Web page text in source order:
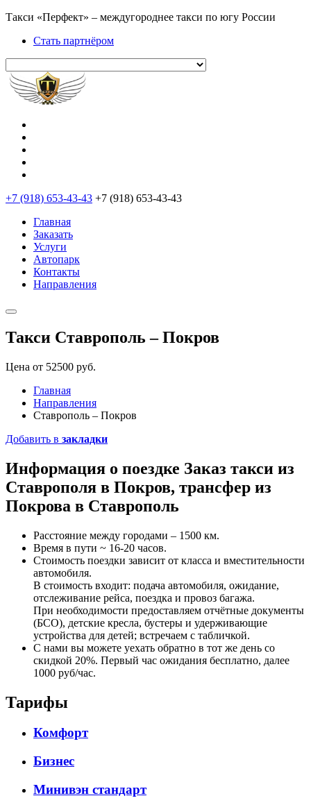
Такси «Перфект» – междугороднее такси по югу России
Стать партнёром
+7 (918) 653-43-43 +7 (918) 653-43-43
Главная
Заказать
Услуги
Автопарк
Контакты
Направления
Такси Ставрополь – Покров
Цена от 52500 руб.
Главная
Направления
Ставрополь – Покров
Добавить в закладки
Информация о поездке Заказ такси из
Ставрополя в Покров, трансфер из
Покрова в Ставрополь
Расстояние между городами – 1500 км.
Время в пути ~ 16-20 часов.
Стоимость поездки зависит от класса и вместительности
автомобиля.
В стоимость входит: подача автомобиля, ожидание,
отслеживание рейса, поездка и провоз багажа.
При необходимости предоставляем отчётные документы
(БСО), детские кресла, бустеры и удерживающие
устройства для детей; встречаем с табличкой.
С нами вы можете уехать обратно в тот же день со
скидкой 20%. Первый час ожидания бесплатно, далее
1000 руб/час.
Тарифы
Комфорт
Бизнес
Минивэн стандарт